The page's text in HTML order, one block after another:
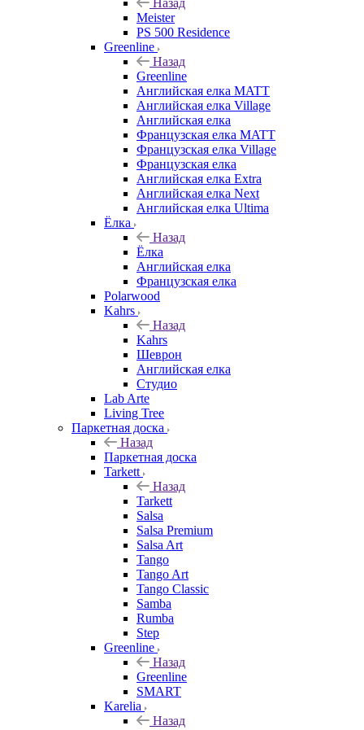
Назад
Meister
PS 500 Residence
Greenline
Назад
Greenline
Английская елка MATT
Английская елка Village
Английская елка
Французская елка MATT
Французская елка Village
Французская елка
Английская елка Extra
Английская елка Next
Английская елка Ultima
Ёлка
Назад
Ёлка
Английская елка
Французская елка
Polarwood
Kahrs
Назад
Kahrs
Шеврон
Английская елка
Студио
Lab Arte
Living Tree
Паркетная доска
Назад
Паркетная доска
Tarkett
Назад
Tarkett
Salsa
Salsa Premium
Salsa Art
Tango
Tango Art
Tango Classic
Samba
Rumba
Step
Greenline
Назад
Greenline
SMART
Karelia
Назад